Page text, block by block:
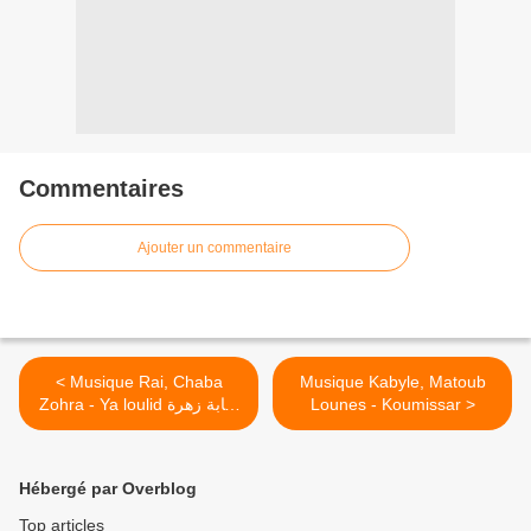
Commentaires
Ajouter un commentaire
< Musique Rai, Chaba
Zohra - Ya loulid شابة زهرة
الغلزانية ـ يا لوليد
Musique Kabyle, Matoub
Lounes - Koumissar >
Hébergé par Overblog
Top articles